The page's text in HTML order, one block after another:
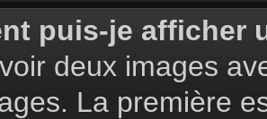
puis-je afficher
deux images
La première